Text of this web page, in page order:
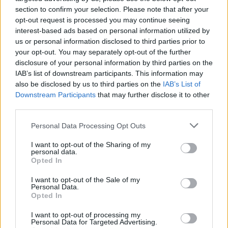
section to confirm your selection. Please note that after your
opt-out request is processed you may continue seeing
interest-based ads based on personal information utilized by
us or personal information disclosed to third parties prior to
your opt-out. You may separately opt-out of the further
disclosure of your personal information by third parties on the
IAB’s list of downstream participants. This information may
also be disclosed by us to third parties on the IAB’s List of
Downstream Participants that may further disclose it to other
Personal Data Processing Opt Outs
I want to opt-out of the Sharing of my
personal data.
Opted In
I want to opt-out of the Sale of my
Personal Data.
Opted In
I want to opt-out of processing my
Personal Data for Targeted Advertising.
mercado: 10.
FICHA TÉCNICA
Kia Sportage 1.6 T-GDi MHEV 7DCT GT-LINE
TIPO DE MOTOR Gasolina, 4 cilindros em linha,
turbo
CILINDRADA 1.591 cm3
BINÁRIO MÁXIMO 265 Nm entre as 1.500 e as
4.500 rpm
TRANSMISSÃO Dianteira, caixa auto. 7 vel.
(DCT, dupla embraiagem)
Velocidade MÁXIMA 201 km/h